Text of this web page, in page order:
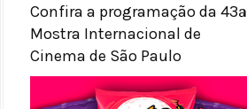
Confira a programação da 43ª
Mostra Internacional de
Cinema de São Paulo